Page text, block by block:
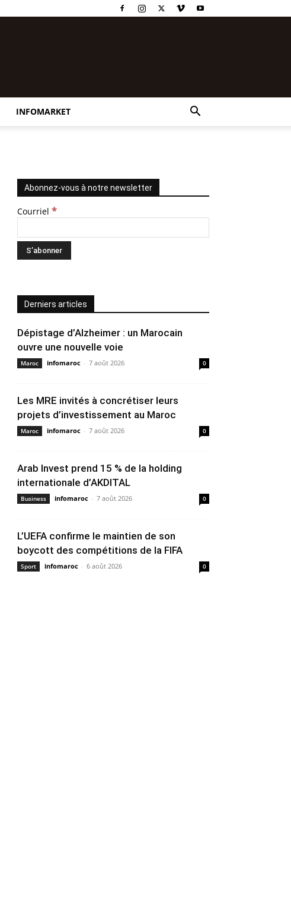
INFOMARKET
Abonnez-vous à notre newsletter
Courriel *
Derniers articles
Dépistage d’Alzheimer : un Marocain
ouvre une nouvelle voie
Maroc infomaroc - 7 août 2026 0
Les MRE invités à concrétiser leurs
projets d’investissement au Maroc
Maroc infomaroc - 7 août 2026 0
Arab Invest prend 15 % de la holding
internationale d’AKDITAL
Business infomaroc - 7 août 2026 0
L’UEFA confirme le maintien de son
boycott des compétitions de la FIFA
Sport infomaroc - 6 août 2026 0